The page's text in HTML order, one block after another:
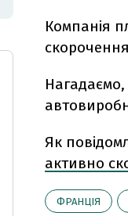
Компанія
Як
активно
ФРАНЦІЯ